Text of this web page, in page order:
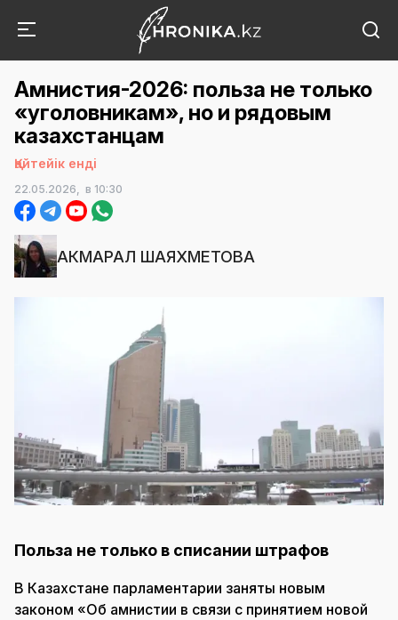
Амнистия-2026: польза не только
«уголовникам», но и рядовым
казахстанцам
Қайтейік енді
22.05.2026, в 10:30
АКМАРАЛ ШАЯХМЕТОВА
Польза не только в списании штрафов
В Казахстане парламентарии заняты новым
законом «Об амнистии в связи с принятием новой